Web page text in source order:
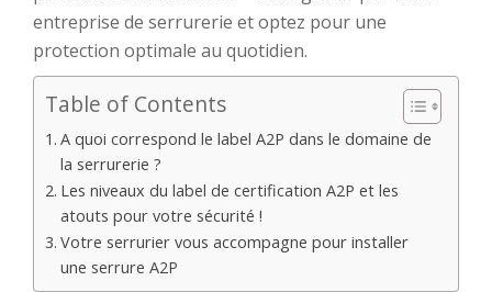
entreprise de serrurerie et optez pour une
protection optimale au quotidien.
Table of Contents
A quoi correspond le label A2P dans le domaine de
la serrurerie ?
Les niveaux du label de certification A2P et les
atouts pour votre sécurité !
Votre serrurier vous accompagne pour installer
une serrure A2P